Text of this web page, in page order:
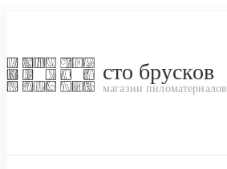
сто брусков
магазин пиломатериалов